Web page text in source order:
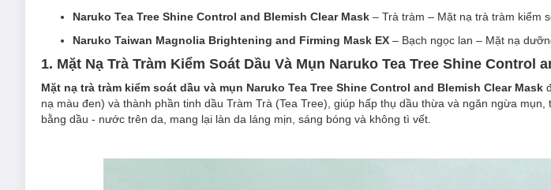
Naruko Tea Tree Shine Control and Blemish Clear Mask – Trà tràm – Mặt nạ trà tràm kiểm
Naruko Taiwan Magnolia Brightening and Firming Mask EX – Bạch ngọc lan – Mặt nạ
1. Mặt Nạ Trà Tràm Kiểm Soát Dầu Và Mụn Naruko Tea Tree Shine Control
Mặt nạ trà tràm kiểm soát dầu và mụn Naruko Tea Tree Shine Control and Blemish Clear Mask
nạ màu đen) và thành phần tinh dầu Tràm Trà (Tea Tree), giúp hấp thụ dầu thừa và ngăn ngừa
bằng dầu - nước trên da, mang lại làn da láng mịn, sáng bóng và không tì vết.